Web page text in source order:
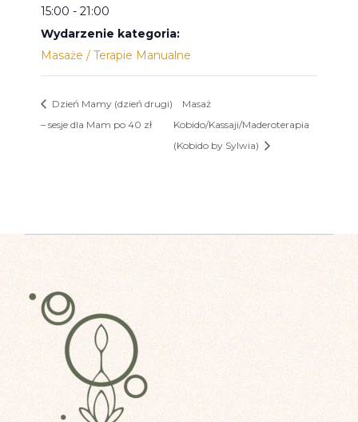
15:00 - 21:00
Wydarzenie kategoria:
Masaże / Terapie Manualne
Dzień Mamy (dzień drugi)
– sesje dla Mam po 40 zł
Masaż
Kobido/Kassaji/Maderoterapia
(Kobido by Sylwia)